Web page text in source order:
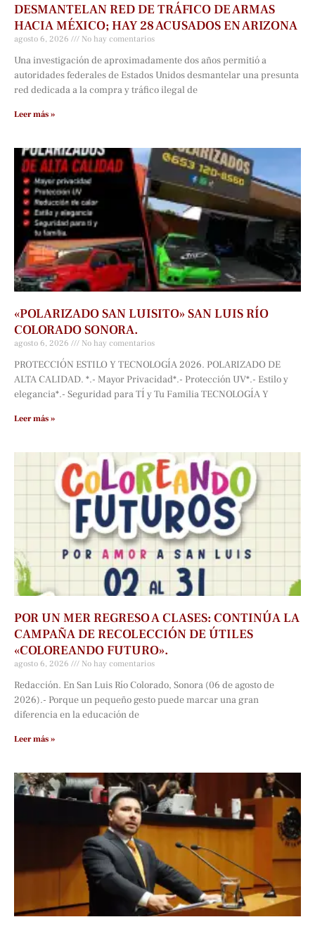
DESMANTELAN RED DE TRÁFICO DE ARMAS
HACIA MÉXICO; HAY 28 ACUSADOS EN ARIZONA
agosto 6, 2026 No hay comentarios
Una investigación de aproximadamente dos años permitió a
autoridades federales de Estados Unidos desmantelar una presunta
red dedicada a la compra y tráfico ilegal de
Leer más »
«POLARIZADO SAN LUISITO» SAN LUIS RÍO
COLORADO SONORA.
agosto 6, 2026 No hay comentarios
PROTECCIÓN ESTILO Y TECNOLOGÍA 2026. POLARIZADO DE
ALTA CALIDAD. *.- Mayor Privacidad*.- Protección UV*.- Estilo y
elegancia*.- Seguridad para TÍ y Tu Familia TECNOLOGÍA Y
Leer más »
POR UN MER REGRESO A CLASES: CONTINÚA LA
CAMPAÑA DE RECOLECCIÓN DE ÚTILES
«COLOREANDO FUTURO».
agosto 6, 2026 No hay comentarios
Redacción. En San Luis Río Colorado, Sonora (06 de agosto de
2026).- Porque un pequeño gesto puede marcar una gran
diferencia en la educación de
Leer más »